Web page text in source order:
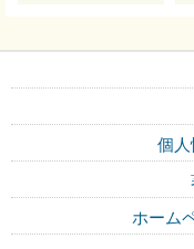
個人
ホーム